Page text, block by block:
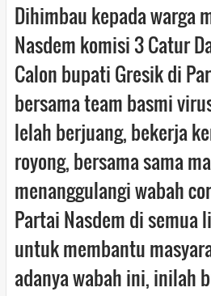
Dihimbau kepada warga
Nasdem komisi 3 Catur
Calon bupati Gresik di
bersama team basmi
lelah berjuang, bekerja
royong, bersama sama
menanggulangi wabah
Partai Nasdem di semua
untuk membantu
adanya wabah ini, inilah